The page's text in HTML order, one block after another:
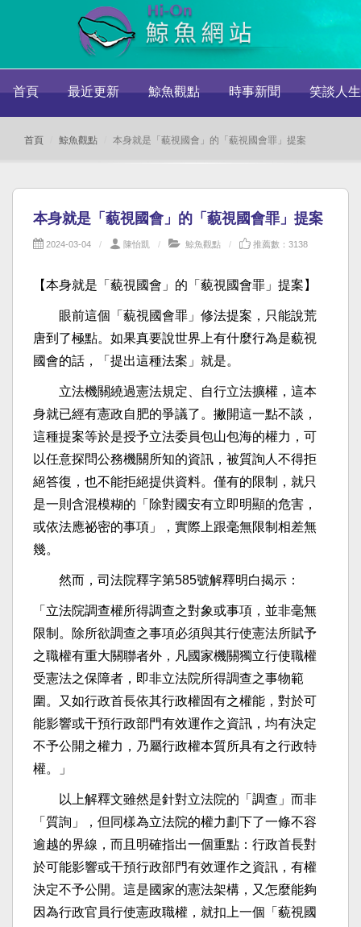
首頁 最近更新 鯨魚觀點 時事新聞 笑談人生
首頁 鯨魚觀點 本身就是「藐視國會」的「藐視國會罪」提案
本身就是「藐視國會」的「藐視國會罪」提案
2024-03-04 陳怡凱 鯨魚觀點 推薦數：3138
【本身就是「藐視國會」的「藐視國會罪」提案】
眼前這個「藐視國會罪」修法提案，只能說荒
唐到了極點。如果真要說世界上有什麼行為是藐視
國會的話，「提出這種法案」就是。
立法機關繞過憲法規定、自行立法擴權，這本
身就已經有憲政自肥的爭議了。撇開這一點不談，
這種提案等於是授予立法委員包山包海的權力，可
以任意探問公務機關所知的資訊，被質詢人不得拒
絕答復，也不能拒絕提供資料。僅有的限制，就只
是一則含混模糊的「除對國安有立即明顯的危害，
或依法應祕密的事項」，實際上跟毫無限制相差無
幾。
然而，司法院釋字第585號解釋明白揭示：
「立法院調查權所得調查之對象或事項，並非毫無
限制。除所欲調查之事項必須與其行使憲法所賦予
之職權有重大關聯者外，凡國家機關獨立行使職權
受憲法之保障者，即非立法院所得調查之事物範
圍。又如行政首長依其行政權固有之權能，對於可
能影響或干預行政部門有效運作之資訊，均有決定
不予公開之權力，乃屬行政權本質所具有之行政特
權。」
以上解釋文雖然是針對立法院的「調查」而非
「質詢」，但同樣為立法院的權力劃下了一條不容
逾越的界線，而且明確指出一個重點：行政首長對
於可能影響或干預行政部門有效運作之資訊，有權
決定不予公開。這是國家的憲法架構，又怎麼能夠
因為行政官員行使憲政職權，就扣上一個「藐視國